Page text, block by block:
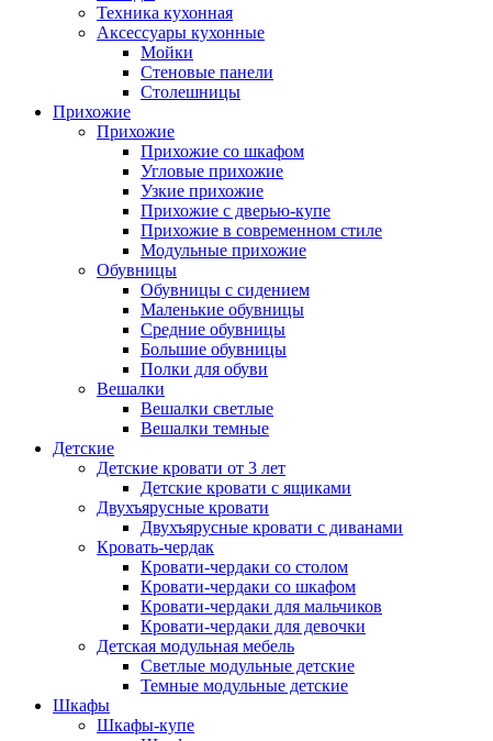
Техника кухонная
Аксессуары кухонные
Мойки
Стеновые панели
Столешницы
Прихожие
Прихожие
Прихожие со шкафом
Угловые прихожие
Узкие прихожие
Прихожие с дверью-купе
Прихожие в современном стиле
Модульные прихожие
Обувницы
Обувницы с сидением
Маленькие обувницы
Средние обувницы
Большие обувницы
Полки для обуви
Вешалки
Вешалки светлые
Вешалки темные
Детские
Детские кровати от 3 лет
Детские кровати с ящиками
Двухъярусные кровати
Двухъярусные кровати с диванами
Кровать-чердак
Кровати-чердаки со столом
Кровати-чердаки со шкафом
Кровати-чердаки для мальчиков
Кровати-чердаки для девочки
Детская модульная мебель
Светлые модульные детские
Темные модульные детские
Шкафы
Шкафы-купе